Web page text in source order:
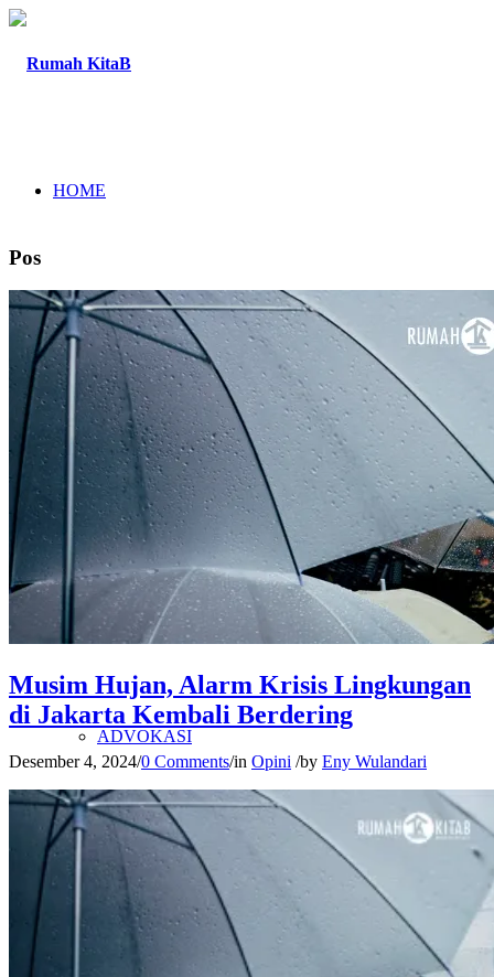
HOME
TENTANG
PROGRAM
PENELITIAN
PENDIDIKAN KRITIS
ADVOKASI
KAJIAN KITAB
PETA WILAYAH KERJA
Pos
Musim Hujan, Alarm Krisis Lingkungan
di Jakarta Kembali Berdering
Desember 4, 2024/0 Comments/in Opini /by Eny Wulandari